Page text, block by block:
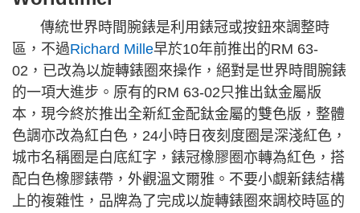
傳統世界時間腕錶是利用錶冠或按鈕來調整時
區，不過Richard Mille早於10年前推出的RM 63-
02，已改為以旋轉錶圈來操作，絕對是世界時間腕錶
的一項大進步。原有的RM 63-02只推出鈦金屬版
本，現今終於推出全新紅金配鈦金屬的雙色版，整體
色調亦改為紅白色，24小時日夜刻度圈是深淺紅色，
城市名稱圈是白底紅字，錶冠橡膠圈亦轉為紅色，搭
配白色橡膠錶帶，外觀溫文爾雅。不要小覷新錶結構
上的複雜性，品牌為了完成以旋轉錶圈來調校時區的